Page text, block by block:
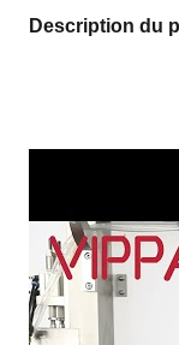
Description du